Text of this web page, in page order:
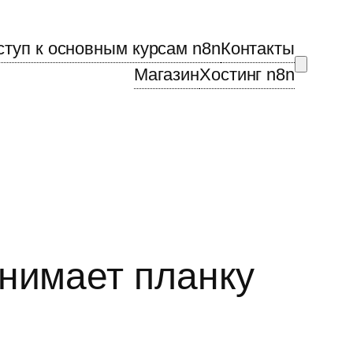
к основным курсам n8nКонтакты
МагазинХостинг n8n
планку